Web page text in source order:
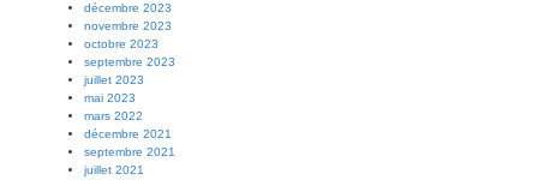
décembre 2023
novembre 2023
octobre 2023
septembre 2023
juillet 2023
mai 2023
mars 2022
décembre 2021
septembre 2021
juillet 2021